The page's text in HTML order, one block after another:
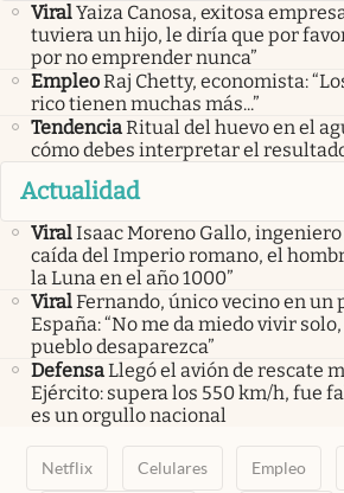
ViralYaiza Canosa, exitosa
tuviera un hijo, le diría que por
por no emprender nunca”
EmpleoRaj Chetty, economista:
rico tienen muchas más...”
TendenciaRitual del huevo en el
cómo debes interpretar el
Actualidad
ViralIsaac Moreno Gallo,
caída del Imperio romano, el
la Luna en el año 1000”
ViralFernando, único vecino en un
España: “No me da miedo vivir
pueblo desaparezca”
DefensaLlegó el avión de rescate
Ejército: supera los 550 km/h, fue
es un orgullo nacional
Netflix Celulares Empleo